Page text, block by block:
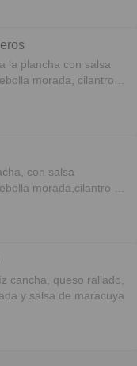
la plancha con salsa
morada, cilantro y
con salsa
morada,cilantro y
cancha, queso rallado,
y salsa de maracuya